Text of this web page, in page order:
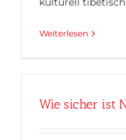
Weiterlesen
Wie sicher ist